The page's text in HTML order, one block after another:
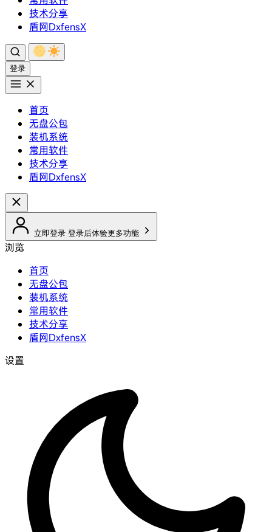
技术分享
盾网DxfensX
登录
首页
无盘公包
装机系统
常用软件
技术分享
盾网DxfensX
立即登录 登录后体验更多功能
浏览
首页
无盘公包
装机系统
常用软件
技术分享
盾网DxfensX
设置